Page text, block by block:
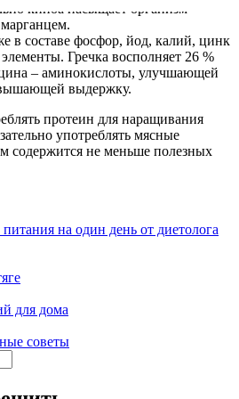
киноа насыщает организм
в составе фосфор, йод, калий, цинк
Гречка восполняет 26 %
– аминокислоты, улучшающей
выдержку.
протеин для наращивания
употреблять мясные
содержится не меньше полезных
на один день от диетолога
для дома
советы